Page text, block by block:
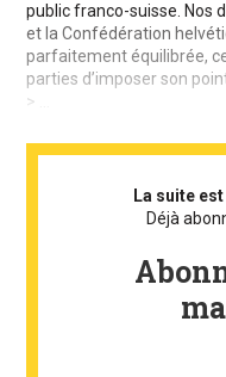
public franco-suisse. Nos
et la Confédération
parfaitement équilibrée,
parties d’imposer son
> ...
La suite
Déjà